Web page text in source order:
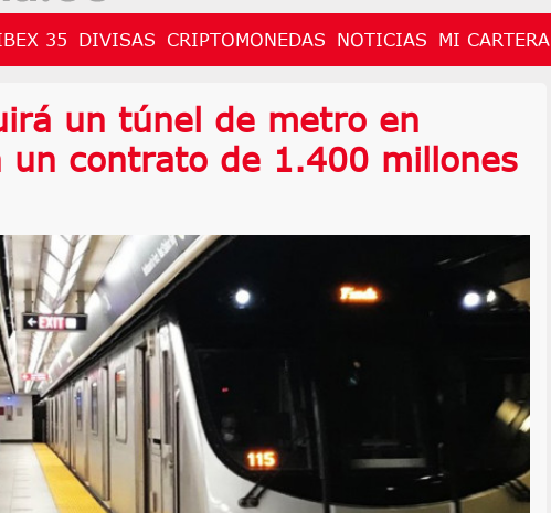
35 DIVISAS CRIPTOMONEDAS NOTICIAS MI CARTERA
un túnel de metro en
un contrato de 1.400 millones